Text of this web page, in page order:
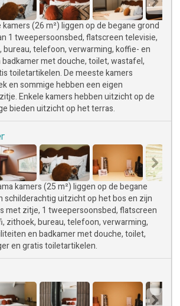
(26 m²) liggen op de begane grond
1 tweepersoonsbed, flatscreen televisie,
telefoon, verwarming, koffie- en
met douche, toilet, wastafel,
toiletartikelen. De meeste kamers
en sommige hebben een eigen
Enkele kamers hebben uitzicht op de
bieden uitzicht op het terras.
kamers (25 m²) liggen op de begane
schilderachtig uitzicht op het bos en zijn
met zitje, 1 tweepersoonsbed, flatscreen
zithoek, bureau, telefoon, verwarming,
en badkamer met douche, toilet,
en gratis toiletartikelen.